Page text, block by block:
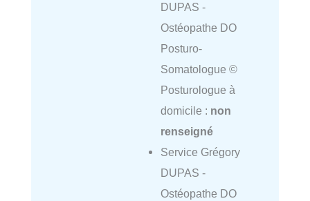
DUPAS -
Ostéopathe DO
Posturo-
Somatologue ©
Posturologue à
domicile : non
renseigné
Service Grégory
DUPAS -
Ostéopathe DO